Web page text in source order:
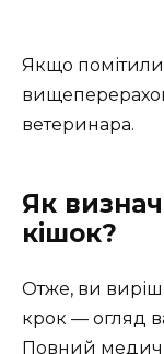
Якщо
ветеринара.
Як
кішок?
Отже, ви
крок — огляд
Повний